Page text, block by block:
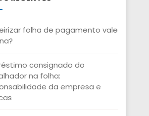
folha de pagamento vale
consignado do
na folha:
da empresa e